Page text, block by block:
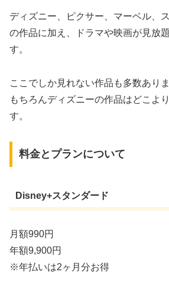
ディズニー、ピクサー、マーベル、
の作品に加え、ドラマや映画が見放
す。
ここでしか見れない作品も多数ありま
もちろんディズニーの作品はどこよ
す。
料金とプランについて
Disney+スタンダード
月額990円
年額9,900円
※年払いは2ヶ月分お得